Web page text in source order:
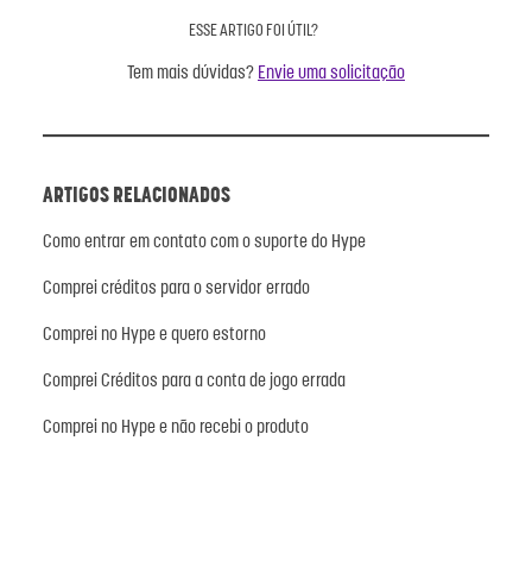
ESSE ARTIGO FOI ÚTIL?
Tem mais dúvidas? Envie uma solicitação
ARTIGOS RELACIONADOS
Como entrar em contato com o suporte do Hype
Comprei créditos para o servidor errado
Comprei no Hype e quero estorno
Comprei Créditos para a conta de jogo errada
Comprei no Hype e não recebi o produto